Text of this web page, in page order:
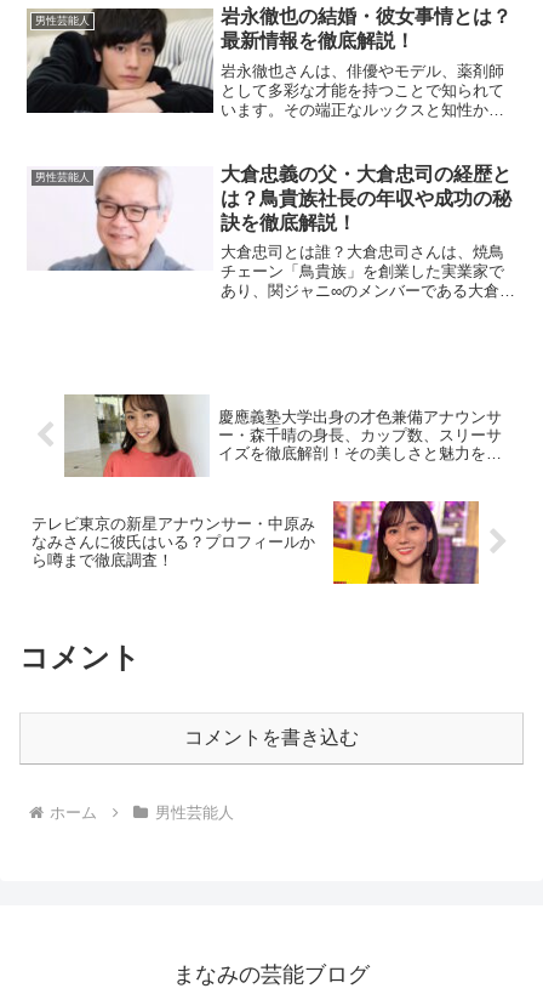
ません。活動名である「ずま」は本名の
「あずま」から由来し...
男性芸能人
岩永徹也の結婚・彼女事情とは？
最新情報を徹底解説！
岩永徹也さんは、俳優やモデル、薬剤師
として多彩な才能を持つことで知られて
います。その端正なルックスと知性か
さんの結婚や彼女に関する最新情報を詳
しくご紹介します。岩永徹也...
男性芸能人
大倉忠義の父・大倉忠司の経歴と
は？鳥貴族社長の年収や成功の秘
訣を徹底解説！
大倉忠司とは誰？大倉忠司さんは、焼鳥
チェーン「鳥貴族」を創業した実業家で
あり、関ジャニ∞のメンバーである大倉忠
慶應義塾大学出身の才色兼備アナウンサ
ー・森千晴の身長、カップ数、スリーサ
イズを徹底解剖！その美しさと魅力を大
テレビ東京の新星アナウンサー・中原み
なみさんに彼氏はいる？プロフィールか
ら噂まで徹底調査！
コメント
コメントを書き込む
ホーム 男性芸能人
まなみの芸能ブログ